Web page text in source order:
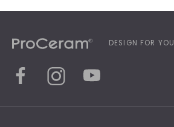
DESIGN FOR YOU